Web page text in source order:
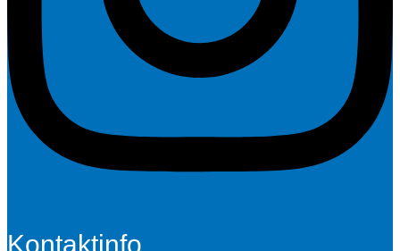
Kontaktinfo